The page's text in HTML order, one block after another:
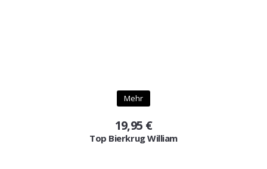
Mehr
19,95 €
Top Bierkrug William